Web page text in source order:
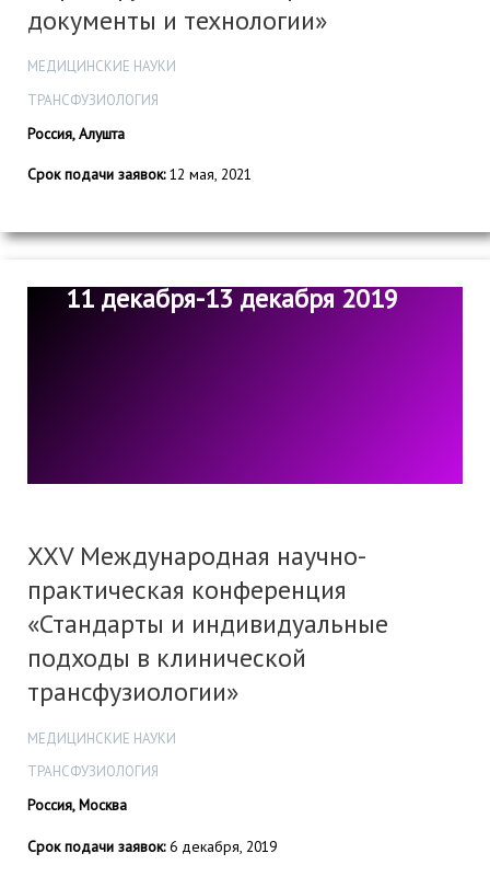
документы и технологии»
МЕДИЦИНСКИЕ НАУКИ
ТРАНСФУЗИОЛОГИЯ
Россия, Алушта
Срок подачи заявок:12 мая, 2021
11 декабря-13 декабря 2019
XXV Международная научно-
практическая конференция
«Стандарты и индивидуальные
подходы в клинической
трансфузиологии»
МЕДИЦИНСКИЕ НАУКИ
ТРАНСФУЗИОЛОГИЯ
Россия, Москва
Срок подачи заявок:6 декабря, 2019